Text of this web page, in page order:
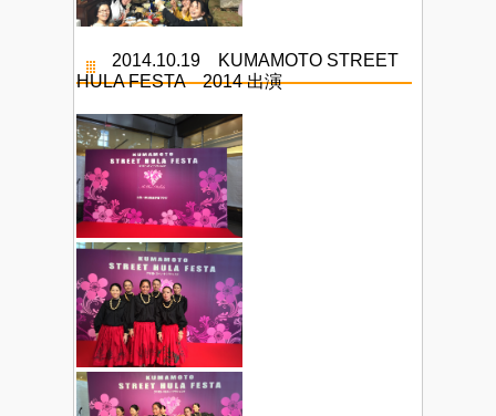
2014.10.19 KUMAMOTO STREET
HULA FESTA 2014 出演